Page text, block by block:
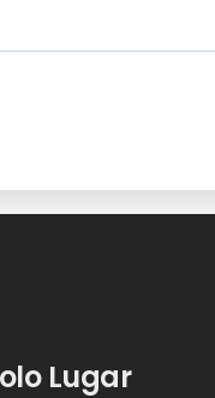
Lugar